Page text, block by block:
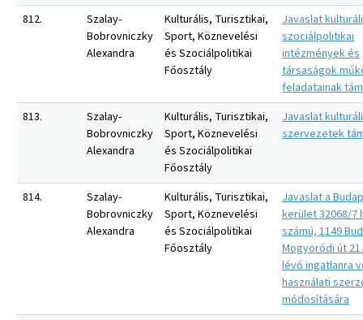
812.
Szalay-
Bobrovniczky
Alexandra
Kulturális, Turisztikai,
Sport, Köznevelési
és Szociálpolitikai
Főosztály
Javaslat
szociálpolitikai
intézmények és
társaságok
feladatainak
813.
Szalay-
Bobrovniczky
Alexandra
Kulturális, Turisztikai,
Sport, Köznevelési
és Szociálpolitikai
Főosztály
Javaslat
szervezetek
814.
Szalay-
Bobrovniczky
Alexandra
Kulturális, Turisztikai,
Sport, Köznevelési
és Szociálpolitikai
Főosztály
Javaslat a
kerület 32068/7
számú, 1149
Mogyoródi út
lévő ingatlanra
használati
módosítására